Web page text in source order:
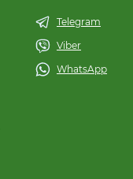
Telegram
Viber
WhatsApp